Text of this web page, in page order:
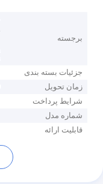
برجسته
جزئیات بسته بندی
زمان تحویل
شرایط پرداخت
شماره مدل
قابلیت ارائه